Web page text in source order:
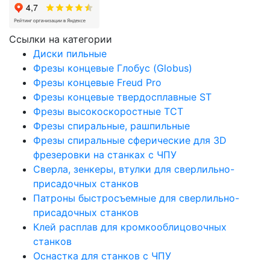
Ссылки на категории
Диски пильные
Фрезы концевые Глобус (Globus)
Фрезы концевые Freud Pro
Фрезы концевые твердосплавные ST
Фрезы высокоскоростные ТСТ
Фрезы спиральные, рашпильные
Фрезы спиральные сферические для 3D
фрезеровки на станках с ЧПУ
Сверла, зенкеры, втулки для сверлильно-
присадочных станков
Патроны быстросъемные для сверлильно-
присадочных станков
Клей расплав для кромкооблицовочных
станков
Оснастка для станков с ЧПУ